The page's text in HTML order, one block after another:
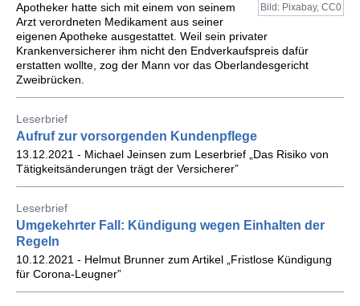
Bild: Pixabay, CC0
Apotheker hatte sich mit einem von seinem
Arzt verordneten Medikament aus seiner
eigenen Apotheke ausgestattet. Weil sein privater
Krankenversicherer ihm nicht den Endverkaufspreis dafür
erstatten wollte, zog der Mann vor das Oberlandesgericht
Zweibrücken.
Leserbrief
Aufruf zur vorsorgenden Kundenpflege
13.12.2021 - Michael Jeinsen zum Leserbrief „Das Risiko von
Tätigkeitsänderungen trägt der Versicherer”
Leserbrief
Umgekehrter Fall: Kündigung wegen Einhalten der
Regeln
10.12.2021 - Helmut Brunner zum Artikel „Fristlose Kündigung
für Corona-Leugner”